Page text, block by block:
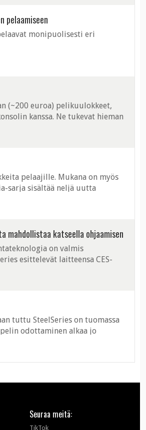
pelaamiseen
monipuolisesti eri
(~200 euroa) pelikuulokkeet,
kanssa. Ne tukevat hieman
pelaajille. Mukana on myös
sarja sisältää neljä uutta
mahdollistaa katseella ohjaamisen
on valmis
esittelevät laitteensa CES-
tuttu SteelSeries on tuomassa
odottaminen alkaa jo
Seuraa meitä:
TikTok